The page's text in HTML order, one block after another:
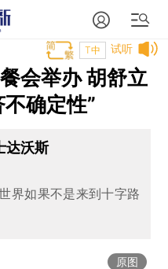
试听
T中
会举办 胡舒立
确定性”
达沃斯
界如果不是来到十字路
原图